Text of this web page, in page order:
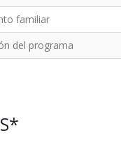
familiar
del programa